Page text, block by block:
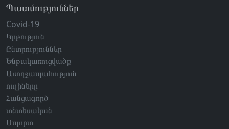
Պատմություններ
Covid-19
Կրթություն
Ընտրություններ
Ենթակառուցվածք
Առողջապահություն
ուղիները
Հանցագործ
տնտեսական
Սպորտ